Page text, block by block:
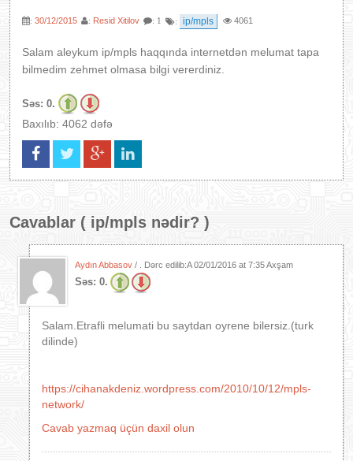
AVADANLIQLAR
IT LÜĞƏT
XƏBƏRLƏR
: 30/12/2015 : Resid Xitilov : 1 : ip/mpls 4061
Salam aleykum ip/mpls haqqında internetdən melumat tapa
bilmedim zehmet olmasa bilgi vererdiniz.
Səs: 0.
Baxılıb: 4062 dəfə
Cavablar ( ip/mpls nədir? )
Aydın Abbasov / . Dərc edilib:A02/01/2016 at 7:35 Axşam
Səs: 0.
Salam.Etrafli melumati bu saytdan oyrene bilersiz.(turk
dilinde)
https://cihanakdeniz.wordpress.com/2010/10/12/mpls-
network/
Cavab yazmaq üçün daxil olun